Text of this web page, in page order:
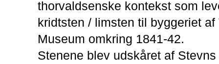
thorvaldsenske kontekst som
kridtsten / limsten til byggeriet
Museum omkring 1841-42.
Stenene blev udskåret af